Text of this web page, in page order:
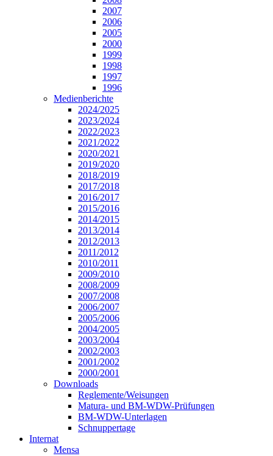
2007
2006
2005
2000
1999
1998
1997
1996
Medienberichte
2024/2025
2023/2024
2022/2023
2021/2022
2020/2021
2019/2020
2018/2019
2017/2018
2016/2017
2015/2016
2014/2015
2013/2014
2012/2013
2011/2012
2010/2011
2009/2010
2008/2009
2007/2008
2006/2007
2005/2006
2004/2005
2003/2004
2002/2003
2001/2002
2000/2001
Downloads
Reglemente/Weisungen
Matura- und BM-WDW-Prüfungen
BM-WDW-Unterlagen
Schnuppertage
Internat
Mensa